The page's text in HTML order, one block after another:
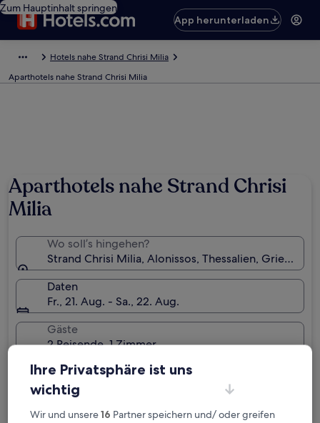
Zum Hauptinhalt springen
App herunterladen
Hotels nahe Strand Chrisi Milia
Aparthotels nahe Strand Chrisi Milia
Aparthotels nahe Strand Chrisi
Milia
Wo soll’s hingehen?
Strand Chrisi Milia, Alonissos, Thessalien,
Daten
Fr., 21. Aug. - Sa., 22. Aug.
Gäste
2 Reisende, 1 Zimmer
Ich reise geschäftlich
Ihre Privatsphäre ist uns
wichtig
Wir und unsere16 Partner speichern und/ oder greifen